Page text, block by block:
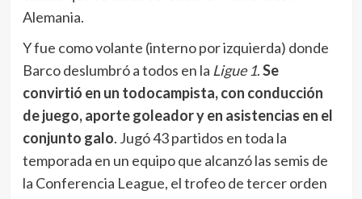
de juego, aporte goleador y en asistencias en el
temporada en un equipo que alcanzó las semis de
la Conferencia League, el trofeo de tercer orden
en Europa, y terminó entre los ocho de la máxima
competición del fútbol en Francia.
Como pasó en el Mundial pasado con jugadores
como
Enzo Fernández Julián Álvarez
el papá